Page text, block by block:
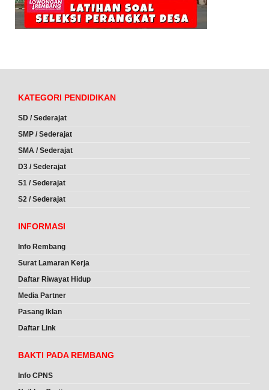
KATEGORI PENDIDIKAN
SD / Sederajat
SMP / Sederajat
SMA / Sederajat
D3 / Sederajat
S1 / Sederajat
S2 / Sederajat
INFORMASI
Info Rembang
Surat Lamaran Kerja
Daftar Riwayat Hidup
Media Partner
Pasang Iklan
Daftar Link
BAKTI PADA REMBANG
Info CPNS